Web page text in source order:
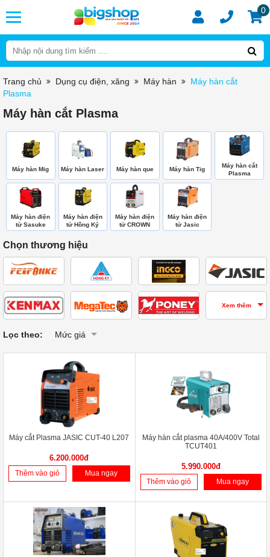
0
Trang chủ Dụng cụ điện, xăng Máy hàn
Máy hàn cắt
Plasma
Máy hàn cắt Plasma
Máy hàn Mig Máy hàn Laser Máy hàn que Máy hàn Tig
Máy hàn cắt
Plasma
Máy hàn điện
tử Sasuke
Máy hàn điện
tử Hồng Ký
Máy hàn điện
tử CROWN
Máy hàn điện
tử Jasic
Chọn thương hiệu
Xem thêm
Lọc theo: Mức giá
Máy cắt Plasma JASIC CUT-40 L207
6.200.000đ
Thêm vào giỏ Mua ngay
Máy hàn cắt plasma 40A/400V Total
TCUT401
5.990.000đ
Thêm vào giỏ Mua ngay